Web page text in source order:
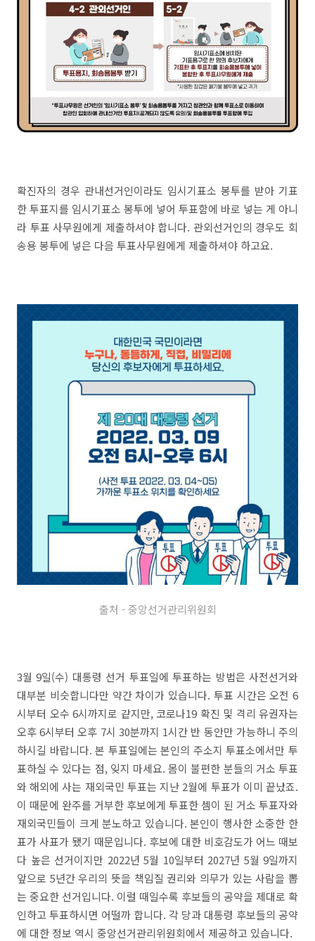
확진자의 경우 관내선거인이라도 임시기표소 봉투를 받아 기표
한 투표지를 임시기표소 봉투에 넣어 투표함에 바로 넣는 게 아니
라 투표 사무원에게 제출하셔야 합니다. 관외선거인의 경우도 회
송용 봉투에 넣은 다음 투표사무원에게 제출하셔야 하고요.
출처 - 중앙선거관리위원회
3월 9일(수) 대통령 선거 투표일에 투표하는 방법은 사전선거와
대부분 비슷합니다만 약간 차이가 있습니다. 투표 시간은 오전 6
시부터 오수 6시까지로 같지만, 코로나19 확진 및 격리 유권자는
오후 6시부터 오후 7시 30분까지 1시간 반 동안만 가능하니 주의
하시길 바랍니다. 본 투표일에는 본인의 주소지 투표소에서만 투
표하실 수 있다는 점, 잊지 마세요. 몸이 불편한 분들의 거소 투표
와 해외에 사는 재외국민 투표는 지난 2월에 투표가 이미 끝났죠.
이 때문에 완주를 거부한 후보에게 투표한 셈이 된 거소 투표자와
재외국민들이 크게 분노하고 있습니다. 본인이 행사한 소중한 한
표가 사표가 됐기 때문입니다. 후보에 대한 비호감도가 어느 때보
다 높은 선거이지만 2022년 5월 10일부터 2027년 5월 9일까지
앞으로 5년간 우리의 뜻을 책임질 권리와 의무가 있는 사람을 뽑
는 중요한 선거입니다. 이럴 때일수록 후보들의 공약을 제대로 확
인하고 투표하시면 어떨까 합니다. 각 당과 대통령 후보들의 공약
에 대한 정보 역시 중앙선거관리위원회에서 제공하고 있습니다.